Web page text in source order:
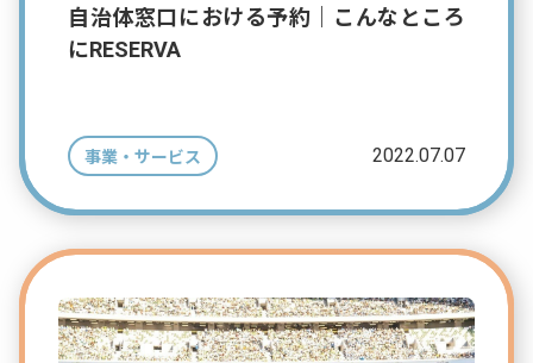
自治体窓口における予約｜こんなところ
にRESERVA
事業・サービス 2022.07.07